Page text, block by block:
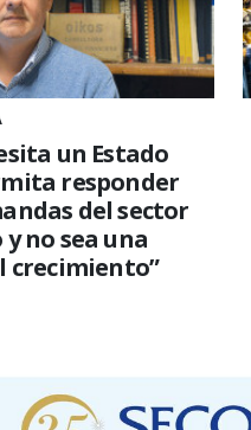
un Estado
responder
del sector
no sea una
crecimiento”